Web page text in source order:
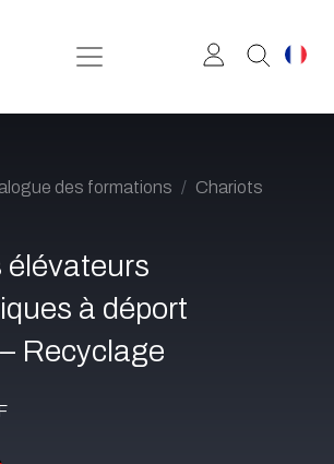
des formations
Chariots
élévateurs
à déport
Recyclage